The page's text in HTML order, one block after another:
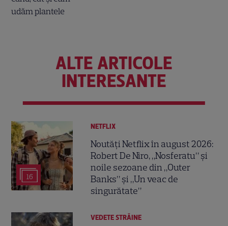
ALTE ARTICOLE
INTERESANTE
16
NETFLIX
Noutăți Netflix în august 2026:
Robert De Niro, „Nosferatu” și
noile sezoane din „Outer
Banks” și „Un veac de
singurătate”
VEDETE STRĂINE